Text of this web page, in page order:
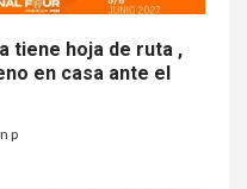
tiene hoja de ruta ,
en casa ante el
p